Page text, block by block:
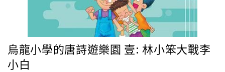
烏龍小學的唐詩遊樂園 壹: 林小笨大戰李
小白